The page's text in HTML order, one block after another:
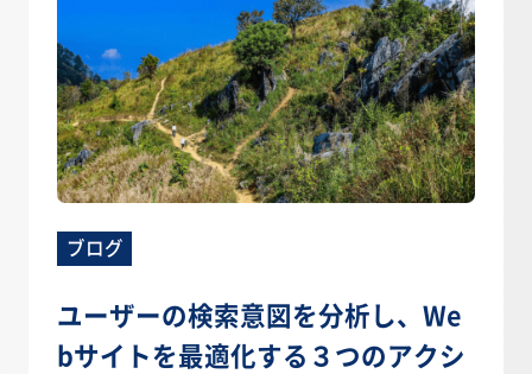
ブログ
ユーザーの検索意図を分析し、We
bサイトを最適化する３つのアクシ